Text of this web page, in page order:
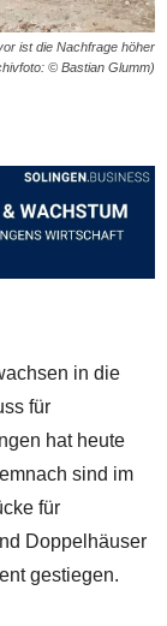
ist die Nachfrage höher
© Bastian Glumm)
in die
für
hat heute
sind im
für
Doppelhäuser
gestiegen.